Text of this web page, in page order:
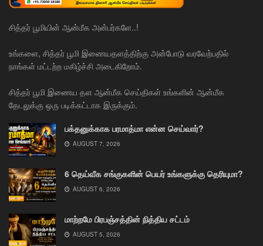
சித்தர் பூமியின் ஆன்மீக அன்பர்களே..!
உங்களை, சித்தர் பூமி இணையதளத்திற்கு அன்போடு வரவேற்பதில்
நாங்கள் மட்டற்ற மகிழ்ச்சி அடைகிறோம்.
சித்தர் பூமி இணைய தள ஆன்மீக செய்திகள் உங்களின் ஆன்மீக
தேடலுக்கு ஒரு படிக்கட்டாக இருக்கும்.
பக்தனுக்காக பரமாத்மா என்ன செய்வார்?
AUGUST 7, 2026
6 தெய்வீக சங்குகளின் பெயர் உங்களுக்கு தெரியுமா?
AUGUST 6, 2026
மாற்றமே பிரபஞ்சத்தின் நித்திய சட்டம்
AUGUST 5, 2026